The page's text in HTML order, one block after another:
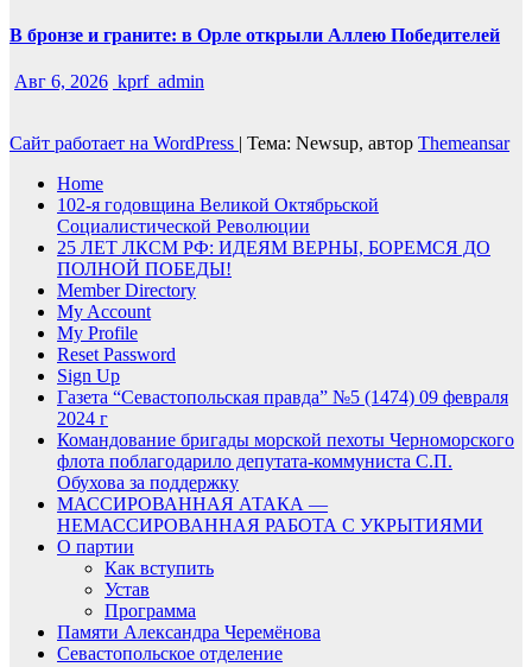
В бронзе и граните: в Орле открыли Аллею Победителей
Авг 6, 2026 kprf_admin
Сайт работает на WordPress | Тема: Newsup, автор Themeansar
Home
102-я годовщина Великой Октябрьской
Социалистической Революции
25 ЛЕТ ЛКСМ РФ: ИДЕЯМ ВЕРНЫ, БОРЕМСЯ ДО
ПОЛНОЙ ПОБЕДЫ!
Member Directory
My Account
My Profile
Reset Password
Sign Up
Газета “Севастопольская правда” №5 (1474) 09 февраля
2024 г
Командование бригады морской пехоты Черноморского
флота поблагодарило депутата-коммуниста С.П.
Обухова за поддержку
МАССИРОВАННАЯ АТАКА —
НЕМАССИРОВАННАЯ РАБОТА С УКРЫТИЯМИ
О партии
Как вступить
Устав
Программа
Памяти Александра Черемёнова
Севастопольское отделение